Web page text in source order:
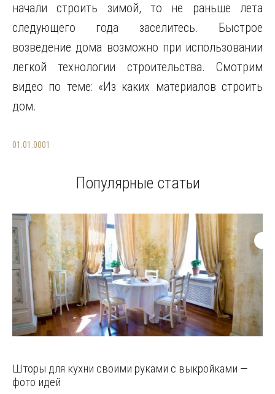
начали строить зимой, то не раньше лета
следующего года заселитесь. Быстрое
возведение дома возможно при использовании
легкой технологии строительства. Смотрим
видео по теме: «Из каких материалов строить
дом.
01.01.0001
Популярные статьи
Шторы для кухни своими руками с выкройками —
фото идей